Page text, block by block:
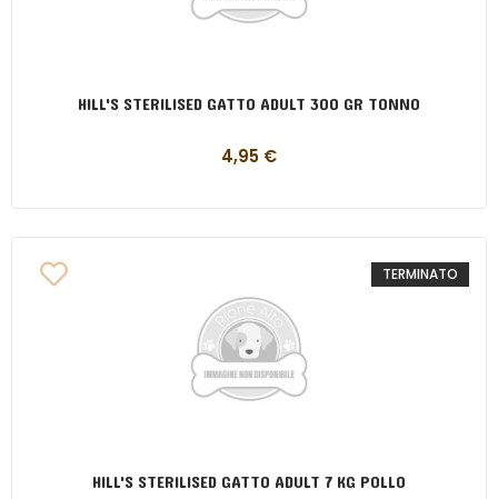
HILL'S STERILISED GATTO ADULT 300 GR TONNO
4,95 €
TERMINATO
HILL'S STERILISED GATTO ADULT 7 KG POLLO